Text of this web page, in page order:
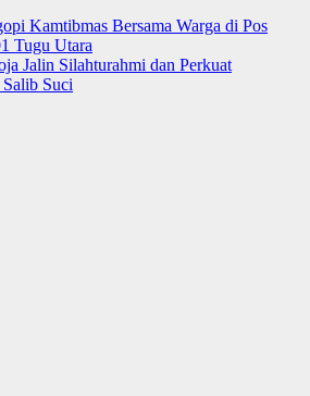
Kamtibmas Bersama Warga di Pos
Tugu Utara
Jalin Silahturahmi dan Perkuat
Suci